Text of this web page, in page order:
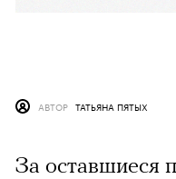
АВТОР ТАТЬЯНА ПЯТЫХ
За оставшиеся